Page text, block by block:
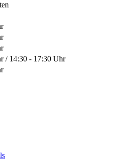
/ 14:30 - 17:30 Uhr